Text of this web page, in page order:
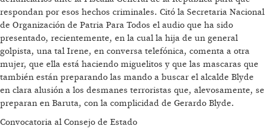
respondan por esos hechos criminales. Citó la Secretaria Nacional
de Organización de Patria Para Todos el audio que ha sido
presentado, recientemente, en la cual la hija de un general
golpista, una tal Irene, en conversa telefónica, comenta a otra
mujer, que ella está haciendo miguelitos y que las mascaras que
también están preparando las mando a buscar el alcalde Blyde
en clara alusión a los desmanes terroristas que, alevosamente, se
preparan en Baruta, con la complicidad de Gerardo Blyde.
Convocatoria al Consejo de Estado